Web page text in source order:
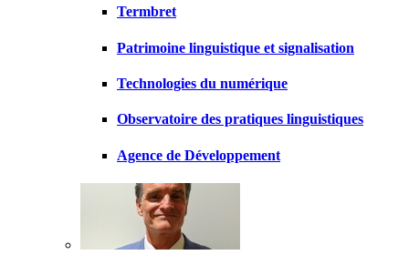
Termbret
Patrimoine linguistique et signalisation
Technologies du numérique
Observatoire des pratiques linguistiques
Agence de Développement